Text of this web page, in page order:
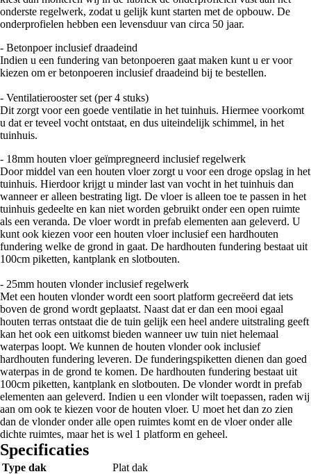
onderste regelwerk, zodat u gelijk kunt starten met de opbouw. De
onderprofielen hebben een levensduur van circa 50 jaar.
- Betonpoer inclusief draadeind
Indien u een fundering van betonpoeren gaat maken kunt u er voor
kiezen om er betonpoeren inclusief draadeind bij te bestellen.
- Ventilatierooster set (per 4 stuks)
Dit zorgt voor een goede ventilatie in het tuinhuis. Hiermee voorkomt
u dat er teveel vocht ontstaat, en dus uiteindelijk schimmel, in het
tuinhuis.
- 18mm houten vloer geïmpregneerd inclusief regelwerk
Door middel van een houten vloer zorgt u voor een droge opslag in het
tuinhuis. Hierdoor krijgt u minder last van vocht in het tuinhuis dan
wanneer er alleen bestrating ligt. De vloer is alleen toe te passen in het
tuinhuis gedeelte en kan niet worden gebruikt onder een open ruimte
als een veranda. De vloer wordt in prefab elementen aan geleverd. U
kunt ook kiezen voor een houten vloer inclusief een hardhouten
fundering welke de grond in gaat. De hardhouten fundering bestaat uit
100cm piketten, kantplank en slotbouten.
- 25mm houten vlonder inclusief regelwerk
Met een houten vlonder wordt een soort platform gecreëerd dat iets
boven de grond wordt geplaatst. Naast dat er dan een mooi egaal
houten terras ontstaat die de tuin gelijk een heel andere uitstraling geeft
kan het ook een uitkomst bieden wanneer uw tuin niet helemaal
waterpas loopt. We kunnen de houten vlonder ook inclusief
hardhouten fundering leveren. De funderingspiketten dienen dan goed
waterpas in de grond te komen. De hardhouten fundering bestaat uit
100cm piketten, kantplank en slotbouten. De vlonder wordt in prefab
elementen aan geleverd. Indien u een vlonder wilt toepassen, raden wij
aan om ook te kiezen voor de houten vloer. U moet het dan zo zien
dan de vlonder onder alle open ruimtes komt en de vloer onder alle
dichte ruimtes, maar het is wel 1 platform en geheel.
Specificaties
Type dak
Plat dak